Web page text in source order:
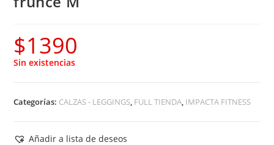
$1390
Sin existencias
Categorías: CALZAS - LEGGINGS, FULL TIENDA, IMPACTA FITNESS
Añadir a lista de deseos